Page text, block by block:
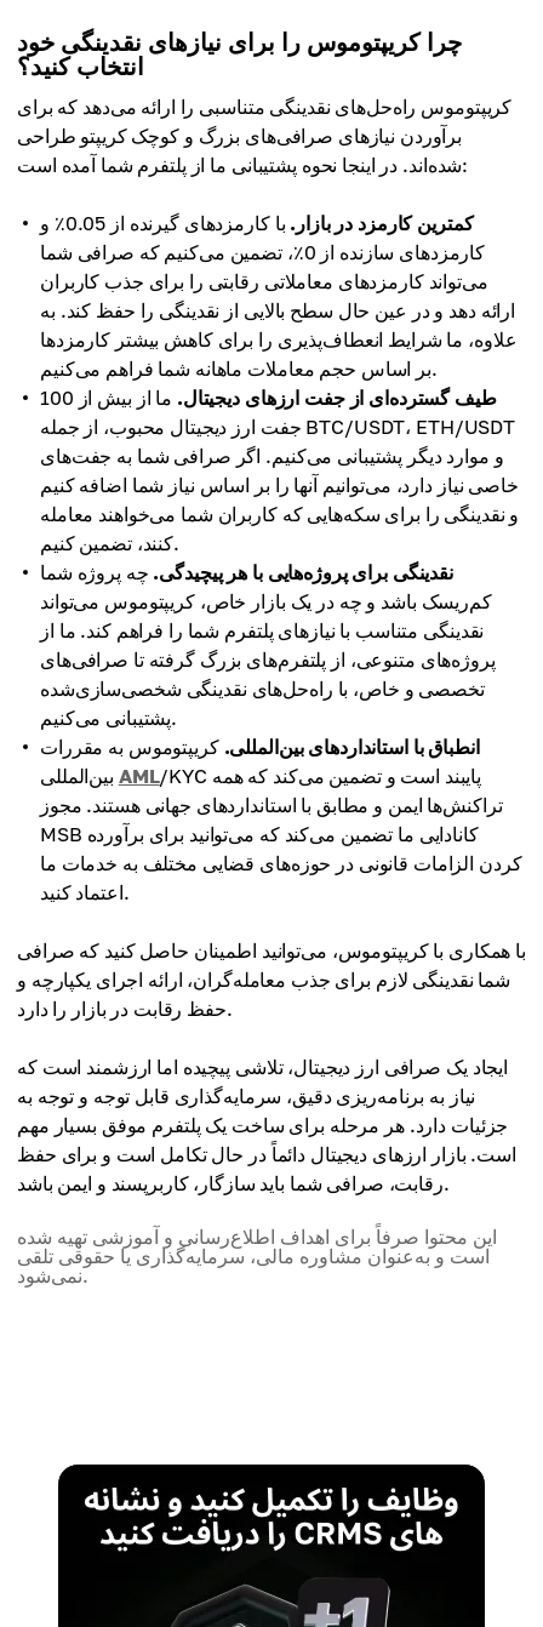
چرا کریپتوموس را برای نیازهای نقدینگی خود
انتخاب کنید؟
کریپتوموس راه‌حل‌های نقدینگی متناسبی را ارائه می‌دهد که برای
برآوردن نیازهای صرافی‌های بزرگ و کوچک کریپتو طراحی
شده‌اند. در اینجا نحوه پشتیبانی ما از پلتفرم شما آمده است:
کمترین کارمزد در بازار.
با کارمزدهای گیرنده از 0.05٪ و
کارمزدهای سازنده از 0٪، تضمین می‌کنیم که صرافی شما
می‌تواند کارمزدهای معاملاتی رقابتی را برای جذب کاربران
ارائه دهد و در عین حال سطح بالایی از نقدینگی را حفظ کند. به
علاوه، ما شرایط انعطاف‌پذیری را برای کاهش بیشتر کارمزدها
بر اساس حجم معاملات ماهانه شما فراهم می‌کنیم.
طیف گسترده‌ای از جفت ارزهای دیجیتال.
ما از بیش از 100
جفت ارز دیجیتال محبوب، از جمله BTC/USDT، ETH/USDT
و موارد دیگر پشتیبانی می‌کنیم. اگر صرافی شما به جفت‌های
خاصی نیاز دارد، می‌توانیم آنها را بر اساس نیاز شما اضافه کنیم
و نقدینگی را برای سکه‌هایی که کاربران شما می‌خواهند معامله
کنند، تضمین کنیم.
نقدینگی برای پروژه‌هایی با هر پیچیدگی. چه پروژه شما
کم‌ریسک باشد و چه در یک بازار خاص، کریپتوموس می‌تواند
نقدینگی متناسب با نیازهای پلتفرم شما را فراهم کند. ما از
پروژه‌های متنوعی، از پلتفرم‌های بزرگ گرفته تا صرافی‌های
تخصصی و خاص، با راه‌حل‌های نقدینگی شخصی‌سازی‌شده
پشتیبانی می‌کنیم.
انطباق با استانداردهای بین‌المللی. کریپتوموس به مقررات
AML/KYC پایبند است و تضمین می‌کند که همه
تراکنش‌ها ایمن و مطابق با استانداردهای جهانی هستند. مجوز
MSB کانادایی ما تضمین می‌کند که می‌توانید برای برآورده
کردن الزامات قانونی در حوزه‌های قضایی مختلف به خدمات ما
اعتماد کنید.
با همکاری با کریپتوموس، می‌توانید اطمینان حاصل کنید که صرافی
شما نقدینگی لازم برای جذب معامله‌گران، ارائه اجرای یکپارچه و
حفظ رقابت در بازار را دارد.
ایجاد یک صرافی ارز دیجیتال، تلاشی پیچیده اما ارزشمند است که
نیاز به برنامه‌ریزی دقیق، سرمایه‌گذاری قابل توجه و توجه به
جزئیات دارد. هر مرحله برای ساخت یک پلتفرم موفق بسیار مهم
است. بازار ارزهای دیجیتال دائماً در حال تکامل است و برای حفظ
رقابت، صرافی شما باید سازگار، کاربرپسند و ایمن باشد.
این محتوا صرفاً برای اهداف اطلاع‌رسانی و آموزشی تهیه شده
است و به‌عنوان مشاوره مالی، سرمایه‌گذاری یا حقوقی تلقی
نمی‌شود.